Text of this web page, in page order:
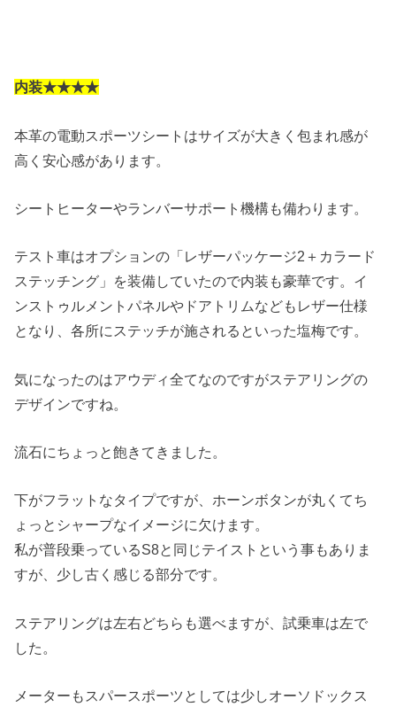
内装★★★★
本革の電動スポーツシートはサイズが大きく包まれ感が
高く安心感があります。
シートヒーターやランバーサポート機構も備わります。
テスト車はオプションの「レザーパッケージ2＋カラード
ステッチング」を装備していたので内装も豪華です。イ
ンストゥルメントパネルやドアトリムなどもレザー仕様
となり、各所にステッチが施されるといった塩梅です。
気になったのはアウディ全てなのですがステアリングの
デザインですね。
流石にちょっと飽きてきました。
下がフラットなタイプですが、ホーンボタンが丸くてち
ょっとシャープなイメージに欠けます。
私が普段乗っているS8と同じテイストという事もありま
すが、少し古く感じる部分です。
ステアリングは左右どちらも選べますが、試乗車は左で
した。
メーターもスパースポーツとしては少しオーソドックス